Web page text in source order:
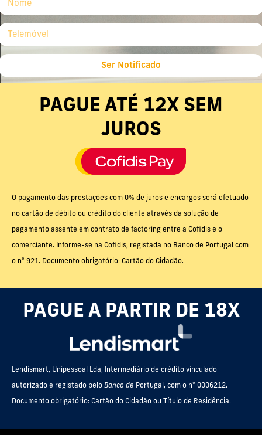
Ser Notificado
PAGUE ATÉ 12X SEM
JUROS
O pagamento das prestações com 0% de juros e encargos será efetuado
no cartão de débito ou crédito do cliente através da solução de
pagamento assente em contrato de factoring entre a Cofidis e o
comerciante. Informe-se na Cofidis, registada no Banco de Portugal com
o nº 921. Documento obrigatório: Cartão do Cidadão.
PAGUE A PARTIR DE 18X
Lendismart, Unipessoal Lda, Intermediário de crédito vinculado
autorizado e registado pelo Banco de Portugal, com o nº 0006212.
Documento obrigatório: Cartão do Cidadão ou Título de Residência.